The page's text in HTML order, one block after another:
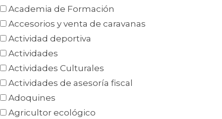
Academia de Formación
Accesorios y venta de caravanas
Actividad deportiva
Actividades
Actividades Culturales
Actividades de asesoría fiscal
Adoquines
Agricultor ecológico